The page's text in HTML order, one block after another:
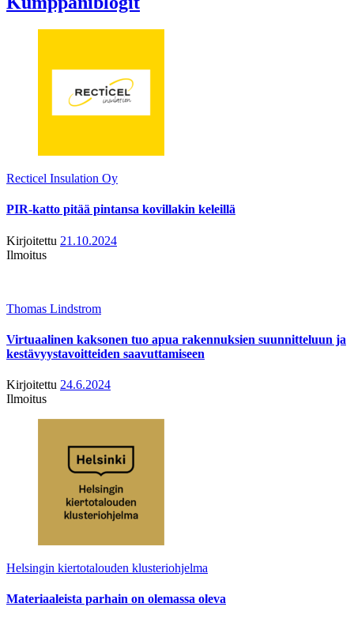
Recticel Insulation Oy
PIR-katto pitää pintansa kovillakin keleillä
Kirjoitettu 21.10.2024
Ilmoitus
Thomas Lindstrom
Virtuaalinen kaksonen tuo apua rakennuksien suunnitteluun ja
kestävyystavoitteiden saavuttamiseen
Kirjoitettu 24.6.2024
Ilmoitus
Helsingin kiertotalouden klusteriohjelma
Materiaaleista parhain on olemassa oleva